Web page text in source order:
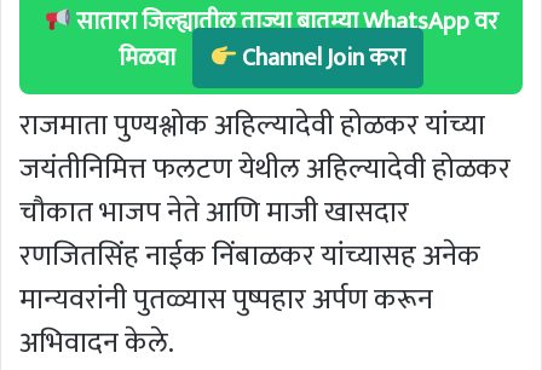
सातारा जिल्ह्यातील ताज्या बातम्या WhatsApp वर
मिळवा
Channel Join करा
राजमाता पुण्यश्लोक अहिल्यादेवी होळकर यांच्या
जयंतीनिमित्त फलटण येथील अहिल्यादेवी होळकर
चौकात भाजप नेते आणि माजी खासदार
रणजितसिंह नाईक निंबाळकर यांच्यासह अनेक
मान्यवरांनी पुतळ्यास पुष्पहार अर्पण करून
अभिवादन केले.